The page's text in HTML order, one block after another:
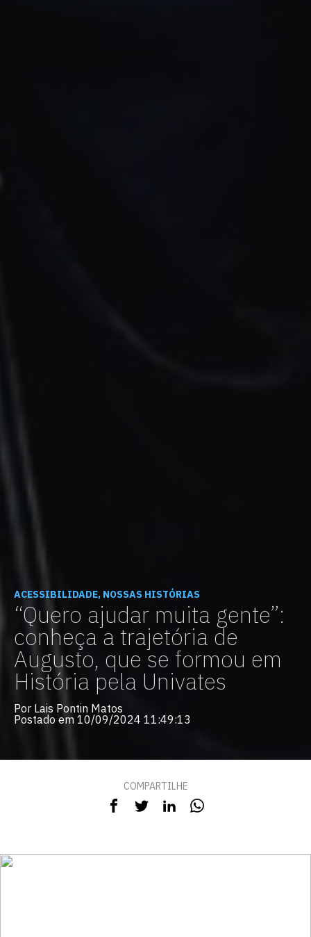
ACESSIBILIDADE, NOSSAS HISTÓRIAS
“Quero ajudar muita gente”:
conheça a trajetória de
Augusto, que se formou em
História pela Univates
Por Lais Pontin Matos
Postado em 10/09/2024 11:49:13
COMPARTILHE